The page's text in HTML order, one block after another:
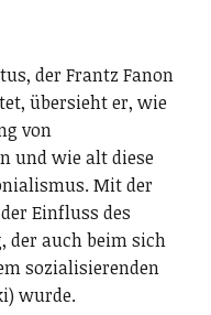
der Frantz Fanon
übersieht er, wie
von
und wie alt diese
Mit der
Einfluss des
der auch beim sich
sozialisierenden
wurde.